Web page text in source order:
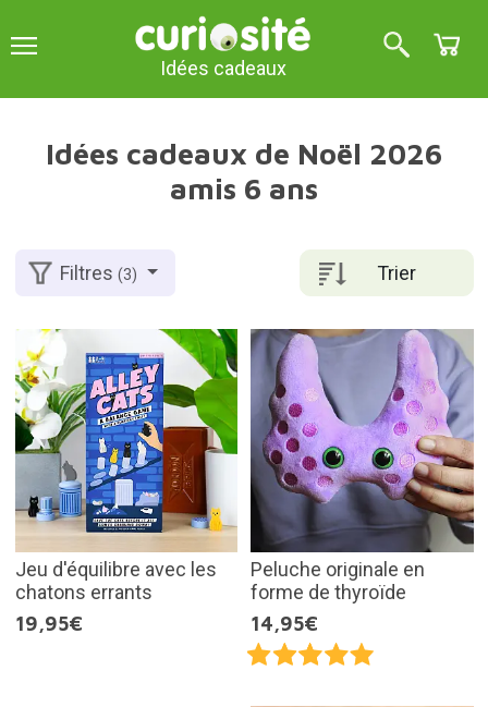
Idées cadeaux
Idées cadeaux de Noël 2026
amis 6 ans
Trier
Filtres(3)
Jeu d'équilibre avec les
chatons errants
19,95€
Peluche originale en
forme de thyroïde
14,95€